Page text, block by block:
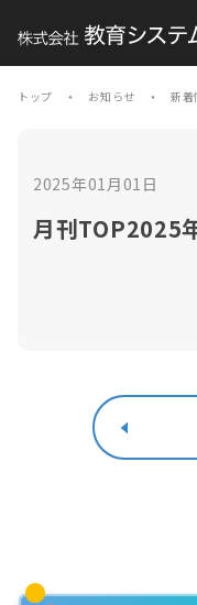
トップ お知らせ 新着
2025年01月01日
月刊TOP2025